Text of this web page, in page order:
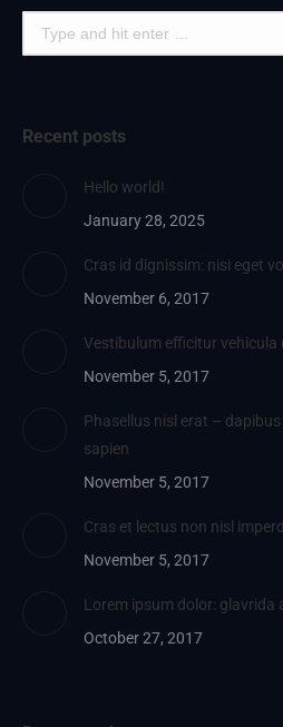
Recent posts
Hello world!
January 28, 2025
Cras id dignissim: nisi eget
November 6, 2017
Vestibulum efficitur vehicula
November 5, 2017
Phasellus nisl erat –
sapien
November 5, 2017
Cras et lectus non nisl
November 5, 2017
Lorem ipsum dolor: glavrida
October 27, 2017